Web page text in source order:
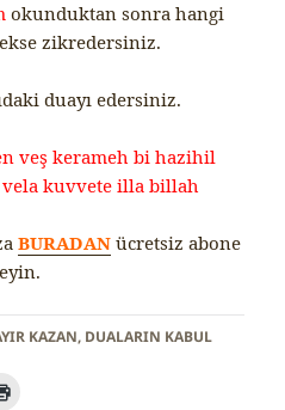
okunduktan sonra hangi
zikredersiniz.
duayı edersiniz.
veş kerameh bi hazihil
kuvvete illa billah
BURADAN ücretsiz abone
KAZAN, DUALARIN KABUL